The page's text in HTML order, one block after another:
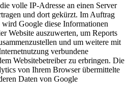
volle IP-Adresse an einen Server
und dort gekürzt. Im Auftrag
wird Google diese Informationen
Website auszuwerten, um Reports
und um weitere mit
verbundene
Websitebetreiber zu erbringen. Die
von Ihrem Browser übermittelte
Daten von Google